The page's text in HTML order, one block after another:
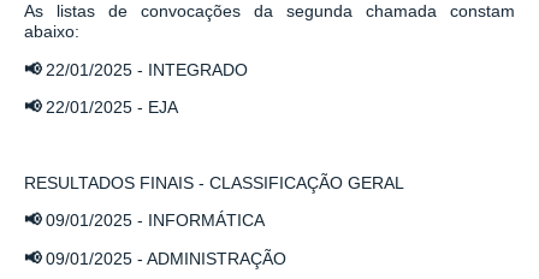
As listas de convocações da segunda chamada constam
abaixo:
📢22/01/2025 - INTEGRADO
📢 22/01/2025 - EJA
RESULTADOS FINAIS - CLASSIFICAÇÃO GERAL
📢09/01/2025 - INFORMÁTICA
📢09/01/2025 - ADMINISTRAÇÃO